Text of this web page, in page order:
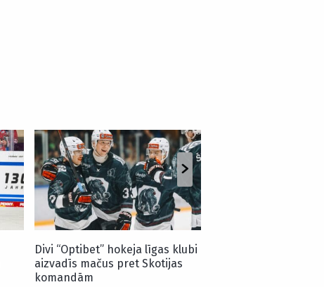
Divi “Optibet” hokeja līgas klubi
aizvadīs mačus pret Skotijas
komandām